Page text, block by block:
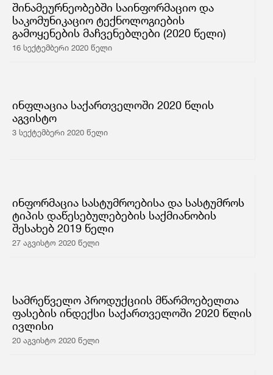
შინამეურნეობებში საინფორმაციო და
საკომუნიკაციო ტექნოლოგიების
გამოყენების მაჩვენებლები (2020 წელი)
16 სექტემბერი 2020 წელი
ინფლაცია საქართველოში 2020 წლის
აგვისტო
3 სექტემბერი 2020 წელი
ინფორმაცია სასტუმროებისა და სასტუმროს
ტიპის დაწესებულებების საქმიანობის
შესახებ 2019 წელი
27 აგვისტო 2020 წელი
სამრეწველო პროდუქციის მწარმოებელთა
ფასების ინდექსი საქართველოში 2020 წლის
ივლისი
20 აგვისტო 2020 წელი